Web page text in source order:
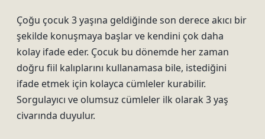
Çoğu çocuk 3 yaşına geldiğinde son derece akıcı bir
şekilde konuşmaya başlar ve kendini çok daha
kolay ifade eder. Çocuk bu dönemde her zaman
doğru fiil kalıplarını kullanamasa bile, istediğini
ifade etmek için kolayca cümleler kurabilir.
Sorgulayıcı ve olumsuz cümleler ilk olarak 3 yaş
civarında duyulur.